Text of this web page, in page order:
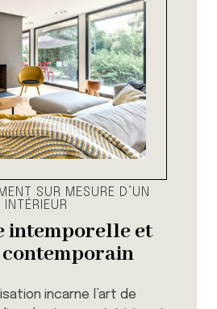
intemporelle et
contemporain
SUR MESURE D’UN
INTÉRIEUR
incarne l’art de